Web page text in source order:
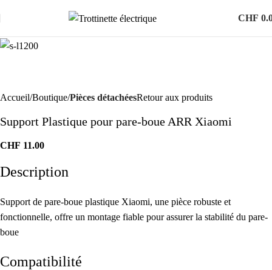
CHF
Accueil Boutique Pièces détachéesRetour aux produits
Support Plastique pour pare-boue ARR Xiaomi
CHF 11.00
Description
Support de pare-boue plastique Xiaomi, une pièce robuste et
fonctionnelle, offre un montage fiable pour assurer la stabilité du pare-
boue
Compatibilité